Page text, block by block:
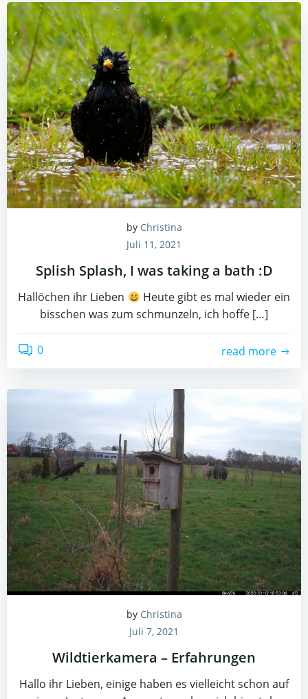
by Christina
Juli 11, 2021
Splish Splash, I was taking a bath :D
Hallöchen ihr Lieben
Heute gibt es mal wieder ein
bisschen was zum schmunzeln, ich hoffe […]
0 read more
by Christina
Juli 7, 2021
Wildtierkamera – Erfahrungen
Hallo ihr Lieben, einige haben es vielleicht schon auf